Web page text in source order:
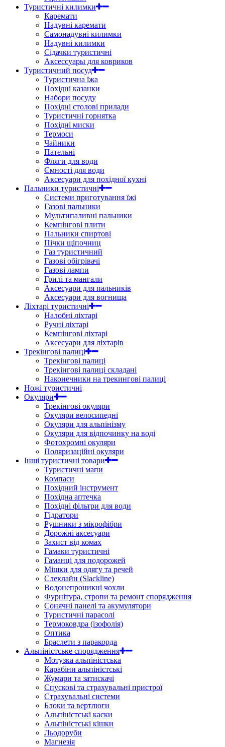
Туристичні килимки
Каремати
Надувні каремати
Самонадувні килимки
Надувні килимки
Сідачки туристичні
Аксессуары для ковриков
Туристичний посуд
Туристична їжа
Похідні казанки
Набори посуду
Похідні столові прилади
Туристичні горнятка
Похідні миски
Термоси
Чайники
Пательні
Фляги для води
Ємності для води
Аксесуари для похідної кухні
Пальники туристичні
Системи приготування їжі
Газові пальники
Мультипаливні пальники
Кемпінгові плити
Пальники спиртові
Пічки щіпочниц
Газ туристичний
Газові обігрівачі
Газові лампи
Грилі та мангали
Аксесуари для пальників
Аксесуари для вогнища
Ліхтарі туристичні
Налобні ліхтарі
Ручні ліхтарі
Кемпінгові ліхтарі
Аксесуари для ліхтарів
Трекінгові палиці
Трекінгові палиці
Трекінгові палиці складані
Наконечники на трекингові палиці
Ножі туристичні
Окуляри
Трекінгові окуляри
Окуляри велосипедні
Окуляри для альпінізму
Окуляри для відпочинку на воді
Фотохромні окуляри
Поляризаційні окуляри
Інші туристичні товари
Туристичні мапи
Компаси
Похідний інструмент
Похідна аптечка
Похідні фільтри для води
Гідратори
Рушники з мікрофібри
Дорожні аксесуари
Захист від комах
Гамаки туристичні
Гаманці для подорожей
Мішки для одягу та речей
Слеклайн (Slackline)
Водонепроникні чохли
Фурнітура, стропи та ремонт спорядження
Сонячні панелі та акумулятори
Туристичні парасолі
Термоковдра (ізофолія)
Оптика
Браслети з паракорда
Альпіністське спорядження
Мотузка альпіністська
Карабіни альпіністські
Жумари та затискачі
Спускові та страхувальні пристрої
Страхувальні системи
Блоки та вертлюги
Альпіністські каски
Альпіністські кішки
Льодоруби
Магнезія